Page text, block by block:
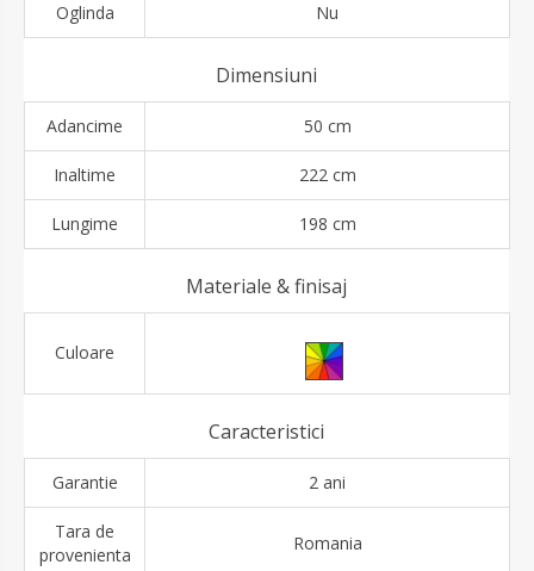
Oglinda Nu
Dimensiuni
Adancime 50 cm
Inaltime 222 cm
Lungime 198 cm
Materiale & finisaj
Culoare
Caracteristici
Garantie 2 ani
Tara de
provenienta
Romania